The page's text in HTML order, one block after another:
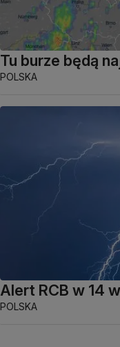
Tu burze będą
POLSKA
Alert RCB w 14
POLSKA